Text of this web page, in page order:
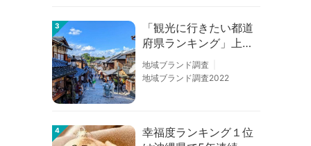
3
「観光に行きたい都道
府県ランキング」上位
の順位に変動あり
地域ブランド調査
地域ブランド調査2022
4
幸福度ランキング１位